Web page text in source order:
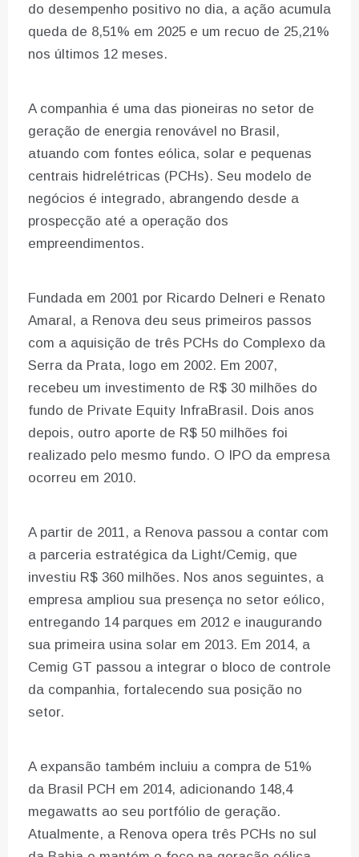
do desempenho positivo no dia, a ação acumula
queda de 8,51% em 2025 e um recuo de 25,21%
nos últimos 12 meses.
A companhia é uma das pioneiras no setor de
geração de energia renovável no Brasil,
atuando com fontes eólica, solar e pequenas
centrais hidrelétricas (PCHs). Seu modelo de
negócios é integrado, abrangendo desde a
prospecção até a operação dos
empreendimentos.
Fundada em 2001 por Ricardo Delneri e Renato
Amaral, a Renova deu seus primeiros passos
com a aquisição de três PCHs do Complexo da
Serra da Prata, logo em 2002. Em 2007,
recebeu um investimento de R$ 30 milhões do
fundo de Private Equity InfraBrasil. Dois anos
depois, outro aporte de R$ 50 milhões foi
realizado pelo mesmo fundo. O IPO da empresa
ocorreu em 2010.
A partir de 2011, a Renova passou a contar com
a parceria estratégica da Light/Cemig, que
investiu R$ 360 milhões. Nos anos seguintes, a
empresa ampliou sua presença no setor eólico,
entregando 14 parques em 2012 e inaugurando
sua primeira usina solar em 2013. Em 2014, a
Cemig GT passou a integrar o bloco de controle
da companhia, fortalecendo sua posição no
setor.
A expansão também incluiu a compra de 51%
da Brasil PCH em 2014, adicionando 148,4
megawatts ao seu portfólio de geração.
Atualmente, a Renova opera três PCHs no sul